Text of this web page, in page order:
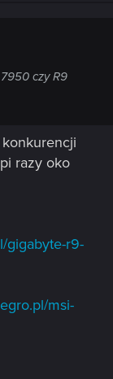
czy R9
razy oko
gigabyte-r9-
msi-